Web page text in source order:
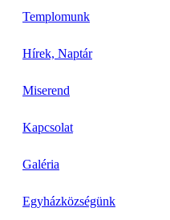
Templomunk
Hírek, Naptár
Miserend
Kapcsolat
Galéria
Egyházközségünk